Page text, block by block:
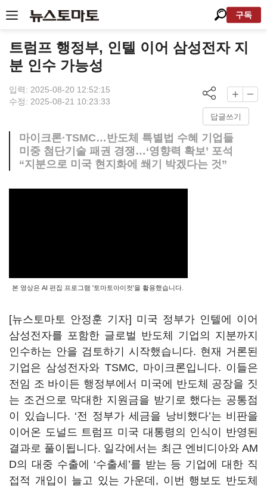
구독
트럼프 행정부, 인텔 이어 삼성전자 지
분 인수 가능성
입력: 2025-08-20 12:52:15
수정: 2025-08-21 10:23:33
답글쓰기
마이크론·TSMC…반도체 특별법 수혜 기업들
미중 첨단기술 패권 경쟁…‘영향력 확보’ 포석
“지분으로 미국 현지화에 쐐기 박겠다는 것”
본 영상은 AI 편집 프로그램 '토마토아이컷'을 활용했습니다.
[뉴스토마토 안정훈 기자] 미국 정부가 인텔에 이어
삼성전자를 포함한 글로벌 반도체 기업의 지분까지
인수하는 안을 검토하기 시작했습니다. 현재 거론된
기업은 삼성전자와 TSMC, 마이크론입니다. 이들은
전임 조 바이든 행정부에서 미국에 반도체 공장을 짓
는 조건으로 막대한 지원금을 받기로 했다는 공통점
이 있습니다. ‘전 정부가 세금을 낭비했다’는 비판을
이어온 도널드 트럼프 미국 대통령의 인식이 반영된
결과로 풀이됩니다. 일각에서는 최근 엔비디아와 AM
D의 대중 수출에 ‘수출세’를 받는 등 기업에 대한 직
접적 개입이 늘고 있는 가운데, 이번 행보도 반도체